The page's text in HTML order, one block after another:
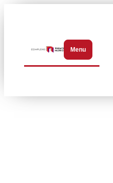
MenuAbrir menu